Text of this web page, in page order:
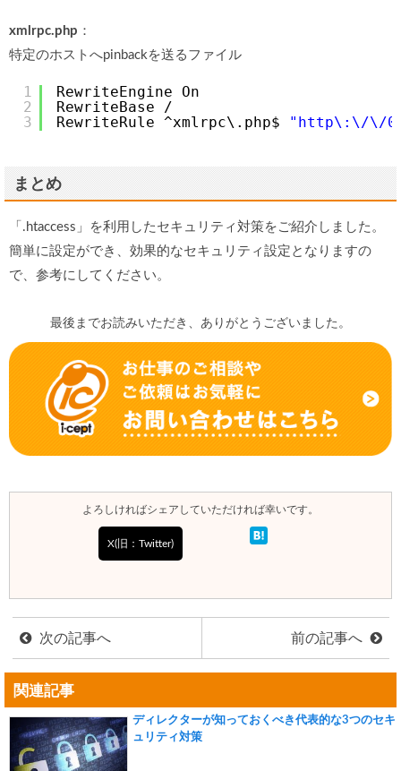
xmlrpc.php ：
特定のホストへpinbackを送るファイル
1
2
3
RewriteEngine On
RewriteBase /
RewriteRule ^xmlrpc\.php$
"http\:\/\/
まとめ
「.htaccess」を利用したセキュリティ対策をご紹介しました。
簡単に設定ができ、効果的なセキュリティ設定となりますの
で、参考にしてください。
最後までお読みいただき、ありがとうございました。
よろしければシェアしていただければ幸いです。
X(旧：Twitter)
次の記事へ 前の記事へ
関連記事
ディレクターが知っておくべき代表的な3つのセキ
ュリティ対策